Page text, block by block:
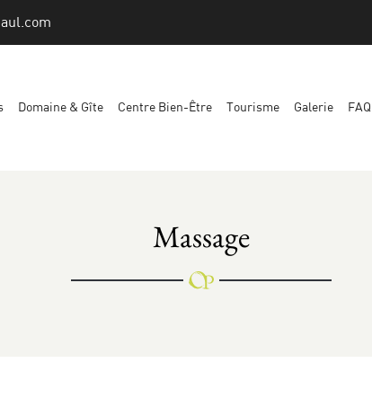
Domaine & Gîte Centre Bien-Être Tourisme Galerie FAQ
Massage